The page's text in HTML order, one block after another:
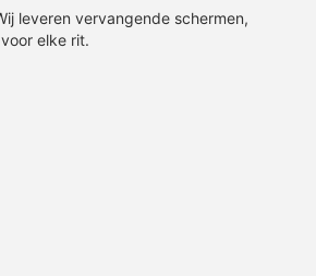
leveren vervangende schermen,
elke rit.